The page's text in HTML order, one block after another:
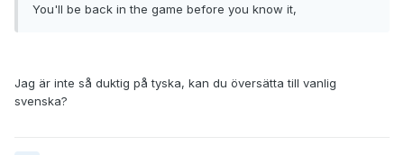
You'll be back in the game before you know it,
Jag är inte så duktig på tyska, kan du översätta till vanlig
svenska?